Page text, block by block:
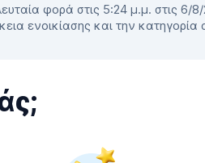
φορά στις 5:24 μ.μ. στις 6/
ενοικίασης και την κατηγορία